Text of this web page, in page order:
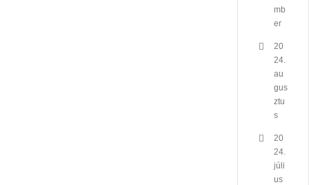
mb
er
20
24.
au
gus
ztu
s
20
24.
júli
us